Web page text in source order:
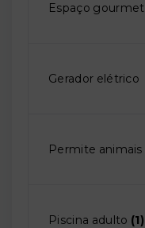
Espaço gourmet
Gerador elétrico
Permite animais
Piscina adulto (1)